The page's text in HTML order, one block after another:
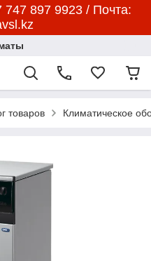
897 9923 / Почта:
товаров Климатическое